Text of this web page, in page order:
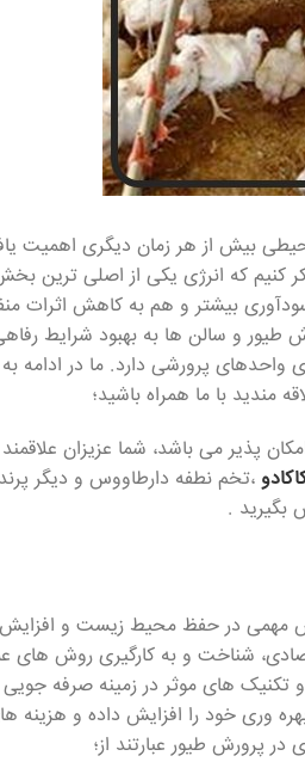
بیش از هر زمان دیگری اهمیت
کنیم که انرژی یکی از اصلی ترین
بیشتر و هم به کاهش اثرات
و سالن ها به بهبود شرایط
پرورشی دارد. ما در ادامه
مندید با ما همراه باشید؛
پذیر می باشد، شما عزیزان
،تخم نطفه دارطاووس و دیگر
بگیرید .
مهمی در حفظ محیط زیست و افزایش
شناخت و به کارگیری روش های
های موثر در زمینه صرفه جویی
وری خود را افزایش داده و هزینه
پرورش طیور عبارتند از؛